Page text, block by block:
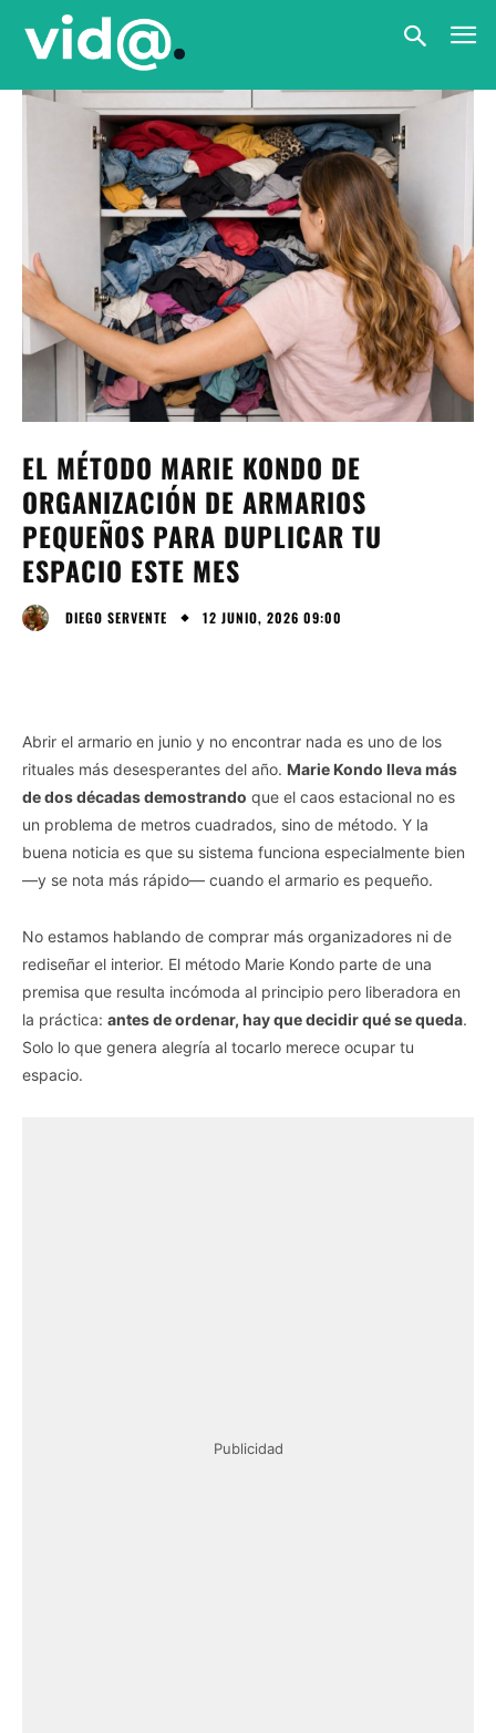
EL MÉTODO MARIE KONDO DE
ORGANIZACIÓN DE ARMARIOS
PEQUEÑOS PARA DUPLICAR TU
ESPACIO ESTE MES
DIEGO SERVENTE 12 JUNIO, 2026 09:00
Abrir el armario en junio y no encontrar nada es uno de los
rituales más desesperantes del año. Marie Kondo lleva más
de dos décadas demostrando que el caos estacional no es
un problema de metros cuadrados, sino de método. Y la
buena noticia es que su sistema funciona especialmente bien
—y se nota más rápido— cuando el armario es pequeño.
No estamos hablando de comprar más organizadores ni de
rediseñar el interior. El método Marie Kondo parte de una
premisa que resulta incómoda al principio pero liberadora en
la práctica: antes de ordenar, hay que decidir qué se queda.
Solo lo que genera alegría al tocarlo merece ocupar tu
espacio.
Publicidad